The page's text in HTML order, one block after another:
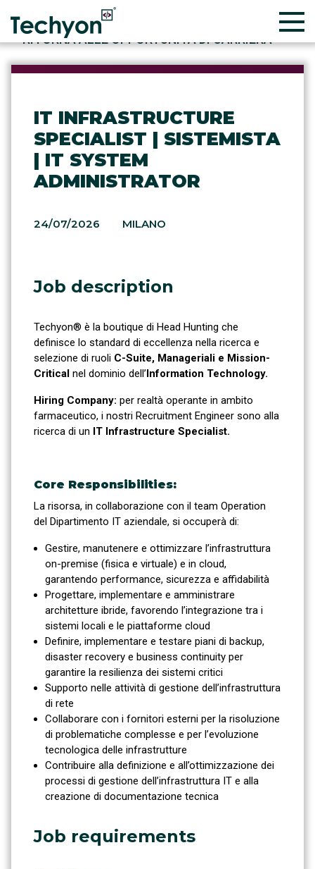
RITORNA ALLE OPPORTUNITÀ DI CARRIERA
IT INFRASTRUCTURE
SPECIALIST | SISTEMISTA
| IT SYSTEM
ADMINISTRATOR
24/07/2026 MILANO
Job description
Techyon® è la boutique di Head Hunting che
definisce lo standard di eccellenza nella ricerca e
selezione di ruoli C-Suite, Manageriali e Mission-
Critical nel dominio dell’Information Technology.
Hiring Company: per realtà operante in ambito
farmaceutico, i nostri Recruitment Engineer sono alla
ricerca di un IT Infrastructure Specialist.
Core Responsibilities:
La risorsa, in collaborazione con il team Operation
del Dipartimento IT aziendale, si occuperà di:
Gestire, manutenere e ottimizzare l’infrastruttura
on-premise (fisica e virtuale) e in cloud,
garantendo performance, sicurezza e affidabilità
Progettare, implementare e amministrare
architetture ibride, favorendo l’integrazione tra i
sistemi locali e le piattaforme cloud
Definire, implementare e testare piani di backup,
disaster recovery e business continuity per
garantire la resilienza dei sistemi critici
Supporto nelle attività di gestione dell’infrastruttura
di rete
Collaborare con i fornitori esterni per la risoluzione
di problematiche complesse e per l’evoluzione
tecnologica delle infrastrutture
Contribuire alla definizione e all’ottimizzazione dei
processi di gestione dell’infrastruttura IT e alla
creazione di documentazione tecnica
Job requirements